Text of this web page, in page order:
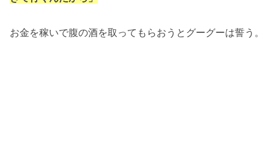
お金を稼いで腹の酒を取ってもらおうとグーグーは誓う。